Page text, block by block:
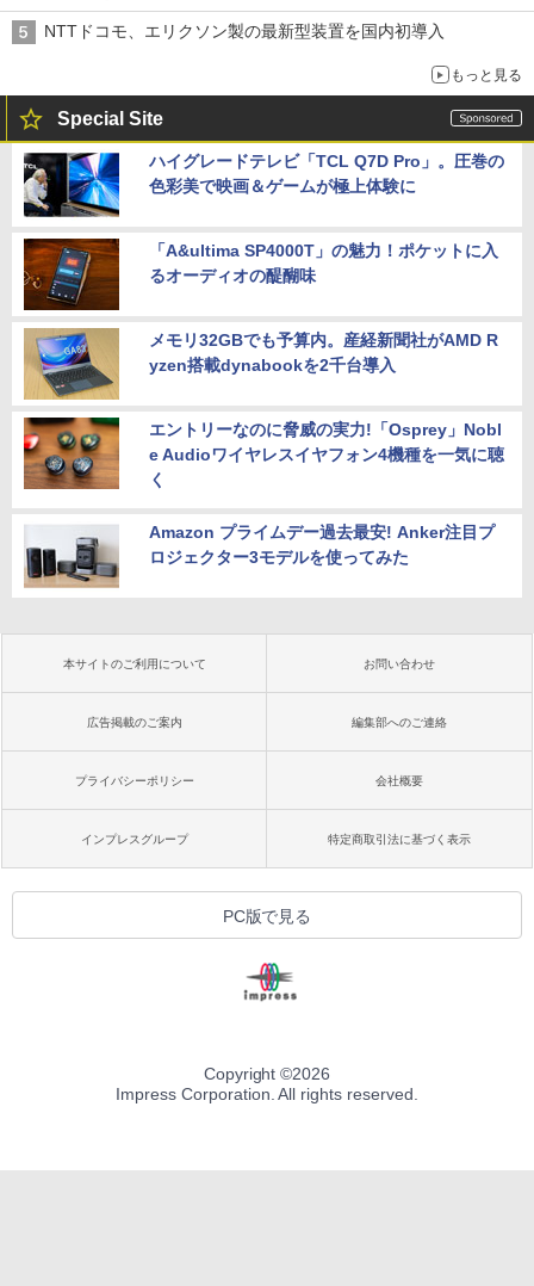
NTTドコモ、エリクソン製の最新型装置を国内初導入
もっと見る
Special Site
ハイグレードテレビ「TCL Q7D Pro」。圧巻の
色彩美で映画＆ゲームが極上体験に
「A&ultima SP4000T」の魅力！ポケットに入
るオーディオの醍醐味
メモリ32GBでも予算内。産経新聞社がAMD R
yzen搭載dynabookを2千台導入
エントリーなのに脅威の実力!「Osprey」Nobl
e Audioワイヤレスイヤフォン4機種を一気に聴
く
Amazon プライムデー過去最安! Anker注目プ
ロジェクター3モデルを使ってみた
本サイトのご利用について お問い合わせ
広告掲載のご案内 編集部へのご連絡
プライバシーポリシー 会社概要
インプレスグループ 特定商取引法に基づく表示
PC版で見る
Copyright ©2026
Impress Corporation. All rights reserved.